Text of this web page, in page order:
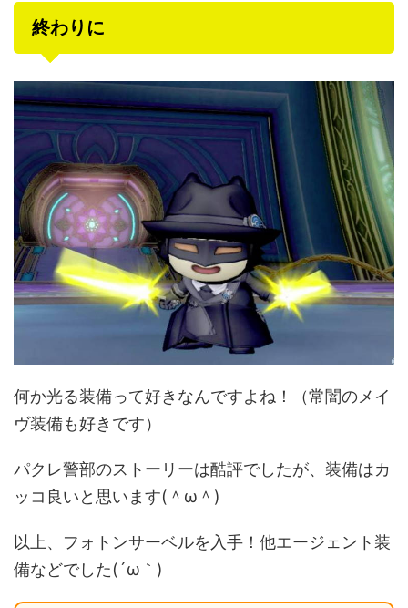
終わりに
何か光る装備って好きなんですよね！（常闇のメイ
ヴ装備も好きです）
パクレ警部のストーリーは酷評でしたが、装備はカ
ッコ良いと思います(＾ω＾)
以上、フォトンサーベルを入手！他エージェント装
備などでした(´ω｀)